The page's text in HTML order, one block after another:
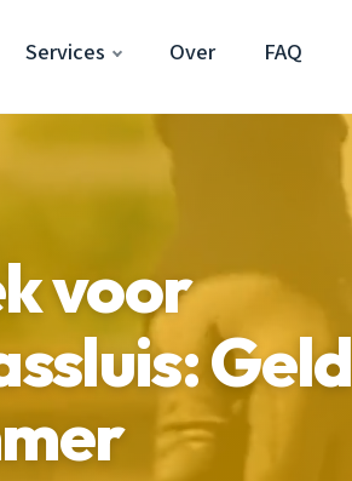
Services Over FAQ
voor
Geld